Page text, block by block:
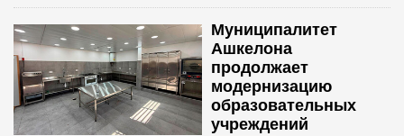
Муниципалитет
Ашкелона
продолжает
модернизацию
образовательных
учреждений